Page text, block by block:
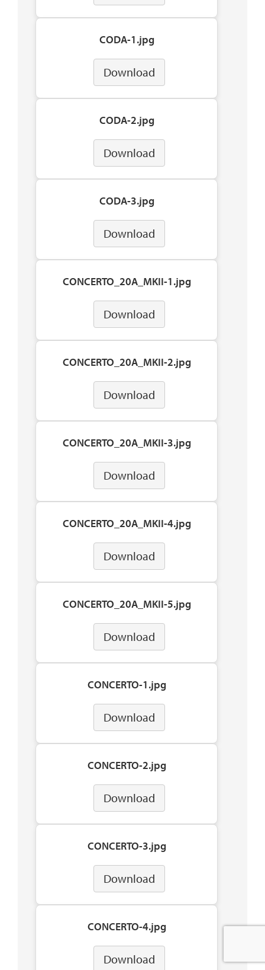
CODA-1.jpg
Download
CODA-2.jpg
Download
CODA-3.jpg
Download
CONCERTO_20A_MKII-1.jpg
Download
CONCERTO_20A_MKII-2.jpg
Download
CONCERTO_20A_MKII-3.jpg
Download
CONCERTO_20A_MKII-4.jpg
Download
CONCERTO_20A_MKII-5.jpg
Download
CONCERTO-1.jpg
Download
CONCERTO-2.jpg
Download
CONCERTO-3.jpg
Download
CONCERTO-4.jpg
Download